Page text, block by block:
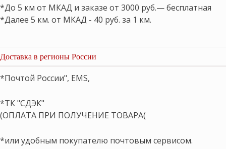
*До 5 км от МКАД и заказе от 3000 руб.— бесплатная
*Далее 5 км. от МКАД - 40 руб. за 1 км.
Доставка в регионы России
*Почтой России", EMS,
*ТК "СДЭК"
(ОПЛАТА ПРИ ПОЛУЧЕНИЕ ТОВАРА(
*или удобным покупателю почтовым сервисом.